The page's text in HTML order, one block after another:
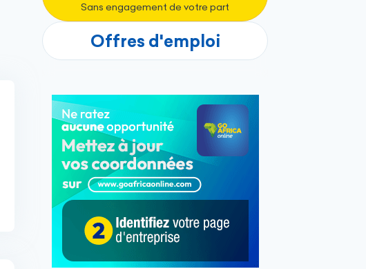
Sans engagement de votre part
Offres d'emploi